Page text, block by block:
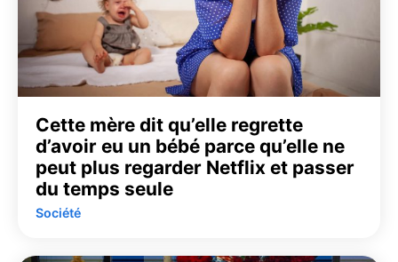
Cette mère dit qu’elle regrette
d’avoir eu un bébé parce qu’elle ne
peut plus regarder Netflix et passer
du temps seule
Société